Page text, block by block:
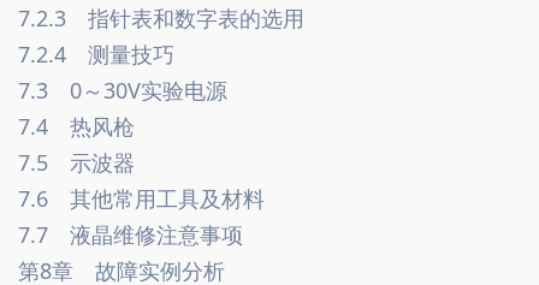
7.2.3　指针表和数字表的选用
7.2.4　测量技巧
7.3　0～30V实验电源
7.4　热风枪
7.5　示波器
7.6　其他常用工具及材料
7.7　液晶维修注意事项
第8章　故障实例分析